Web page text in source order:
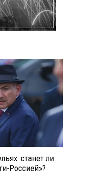
станет ли
Россией»?